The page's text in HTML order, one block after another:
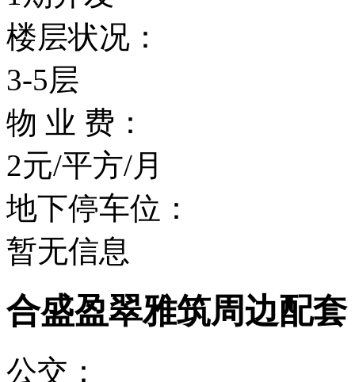
楼层状况：
3-5层
物 业 费：
2元/平方/月
地下停车位：
暂无信息
合盛盈翠雅筑周边配套
公交：